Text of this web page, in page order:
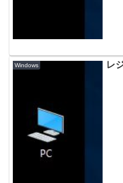
Windows レ